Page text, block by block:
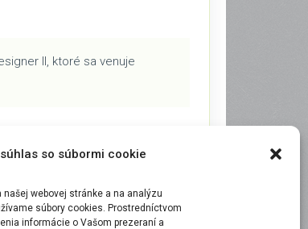
so súbormi cookie
webovej stránke a na analýzu
súbory cookies. Prostredníctvom
informácie o Vašom prezeraní a
II, ktoré sa venuje
tímu.